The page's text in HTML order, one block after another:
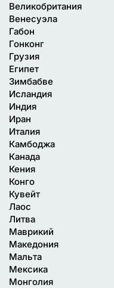
Великобритания
Венесуэла
Габон
Гонконг
Грузия
Египет
Зимбабве
Исландия
Индия
Иран
Италия
Камбоджа
Канада
Кения
Конго
Кувейт
Лаос
Литва
Маврикий
Македония
Мальта
Мексика
Монголия